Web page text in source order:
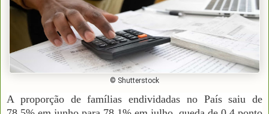
© Shutterstock
A proporção de famílias endividadas no País saiu de